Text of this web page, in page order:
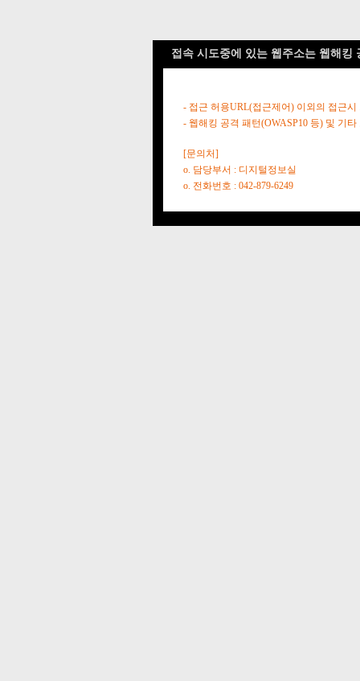
접속 시도중에 있는 웹주소는 웹해킹
- 접근 허용URL(접근제어) 이외의 접근시
- 웹해킹 공격 패턴(OWASP10 등) 및 기
[문의처]
o. 담당부서 : 디지털정보실
o. 전화번호 : 042-879-6249